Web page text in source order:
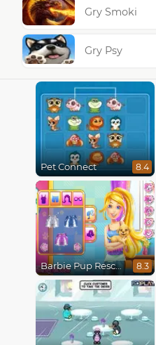
Gry Smoki
Gry Psy
Pet Connect 8.4
Barbie Pup Rescue 8.3